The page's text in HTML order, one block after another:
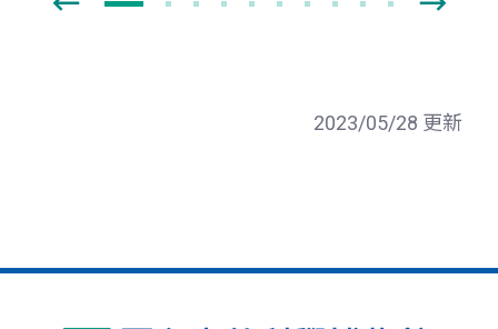
2023/05/28 更新